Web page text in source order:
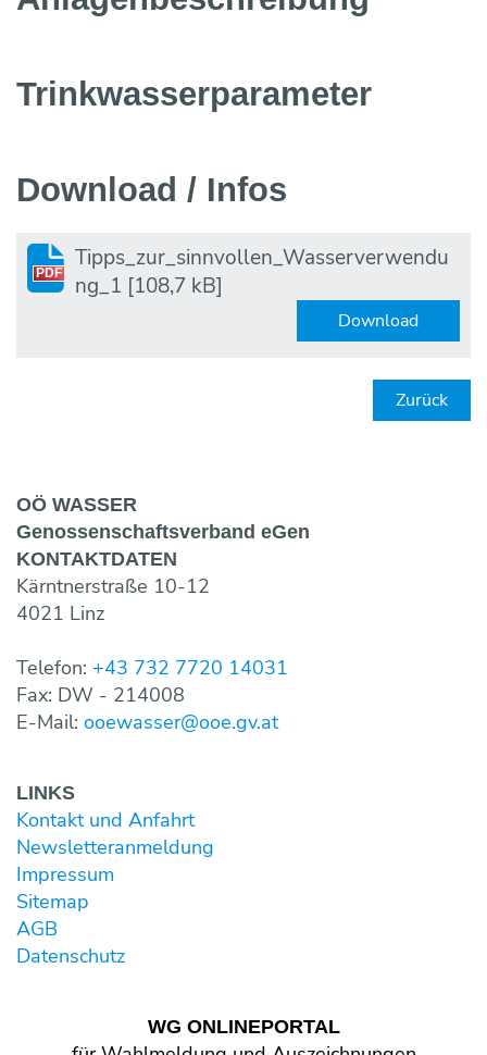
Trinkwasser­parameter
Download / Infos
PDF
Tipps_zur_sinnvollen_Wasserverwendu
ng_1 [108,7 kB]
Download
Zurück
OÖ WASSER
Genossen­schaftsverband eGen
KONTAKT­DATEN
Kärntnerstraße 10-12
4021 Linz
Telefon: +43 732 7720 14031
Fax: DW - 214008
E-Mail: ooewasser@ooe.gv.at
LINKS
Kontakt und Anfahrt
Newsletter­anmeldung
Impressum
Sitemap
AGB
Datenschutz
WG ONLINE­PORTAL